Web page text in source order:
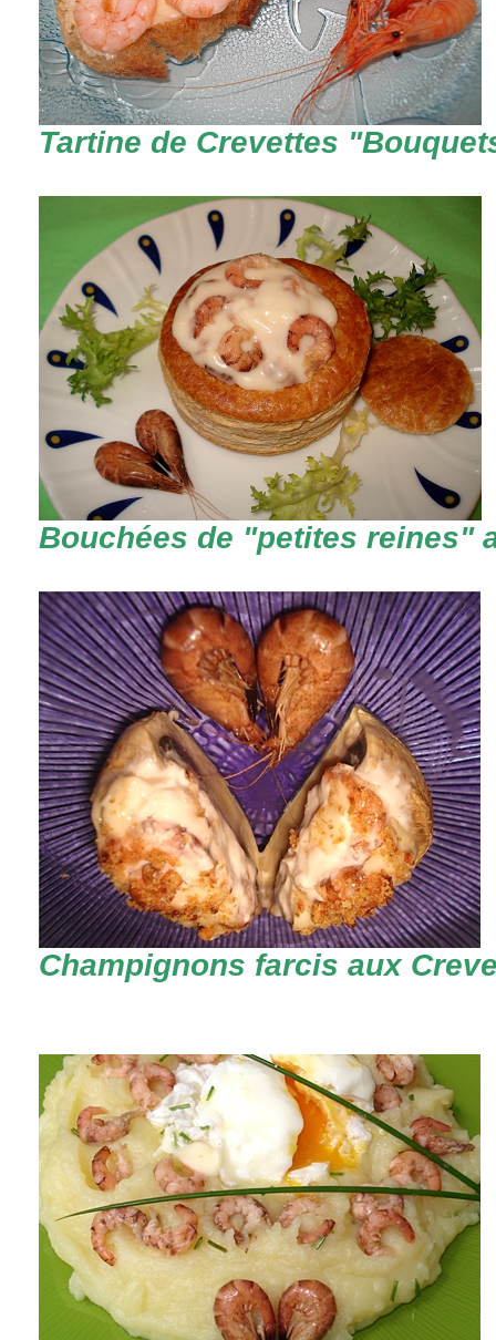
Tartine de Crevettes
Bouchées de "petites reines"
Champignons farcis aux